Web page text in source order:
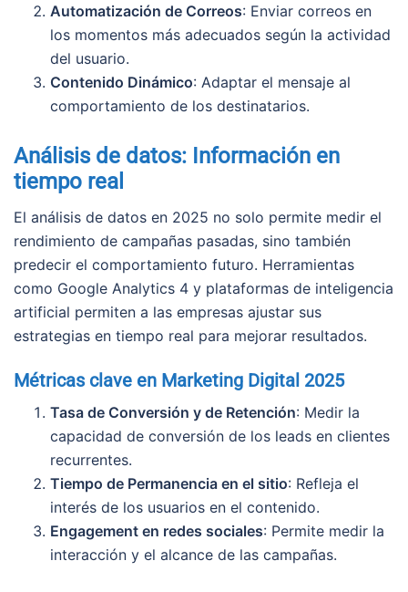
Automatización de Correos: Enviar correos en
los momentos más adecuados según la actividad
del usuario.
Contenido Dinámico: Adaptar el mensaje al
comportamiento de los destinatarios.
Análisis de datos: Información en
tiempo real
El análisis de datos en 2025 no solo permite medir el
rendimiento de campañas pasadas, sino también
predecir el comportamiento futuro. Herramientas
como Google Analytics 4 y plataformas de inteligencia
artificial permiten a las empresas ajustar sus
estrategias en tiempo real para mejorar resultados.
Métricas clave en Marketing Digital 2025
Tasa de Conversión y de Retención: Medir la
capacidad de conversión de los leads en clientes
recurrentes.
Tiempo de Permanencia en el sitio: Refleja el
interés de los usuarios en el contenido.
Engagement en redes sociales: Permite medir la
interacción y el alcance de las campañas.